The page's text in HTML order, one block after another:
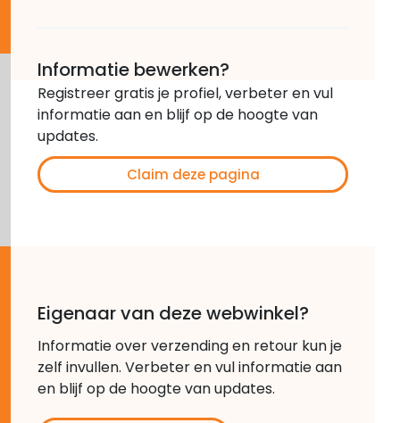
Informatie bewerken?
Registreer gratis je profiel, verbeter en vul
informatie aan en blijf op de hoogte van
updates.
Claim deze pagina
Eigenaar van deze webwinkel?
Informatie over verzending en retour kun je
zelf invullen. Verbeter en vul informatie aan
en blijf op de hoogte van updates.